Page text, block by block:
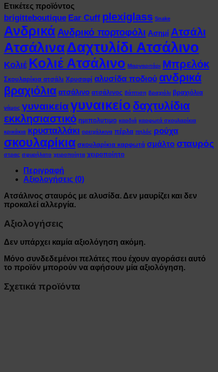
Ετικέτες προϊόντος
brigitteboutique Ear Cuff plexiglass Snake
Ανδρικά Ανδρικό πορτοφόλι Ασημί Ατσάλι
ΑτσάλιναΔαχτυλίδι Ατσάλινο
Κολιέ Κολιέ Ατσάλινο Μαργαριτάρι Μπρελόκ
Σκουλαρίκια ατσάλι Χρυσαφί αλυσίδα ποδιού ανδρικά
βραχιόλια ατσάλινο ατσάλινος βάπτιση βραχιόλι βραχιόλια
γάμος γυναικείαγυναικείο δαχτυλίδια
εκκλησιαστικό ημιπολυτιμο καρδιά καρφωτά σκουλαρίκια
κρικάκια κρυσταλλάκι ορειχάλκινα πέρλα πηλός ρούχα
σκουλαρίκια σκουλαρίκια καρφωτά σμάλτο σταυρός
στρας σφυρήλατο χειροποίητα χειροποίητο
Περιγραφή
Αξιολογήσεις (0)
Ατσάλινος σταυρός με αλυσίδα. Δεν μαυρίζει και δεν
προκαλεί αλλεργία.
Αξιολογήσεις
Δεν υπάρχει καμία αξιολόγηση ακόμη.
Μόνο συνδεδεμένοι πελάτες που έχουν αγοράσει αυτό
το προϊόν μπορούν να αφήσουν μία αξιολόγηση.
Σχετικά προϊόντα